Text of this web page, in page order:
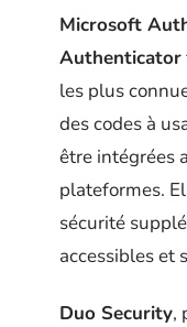
Microsoft
Authenticator
les plus
des codes à
être intégrées
plateformes.
sécurité
accessibles et
Duo Security,